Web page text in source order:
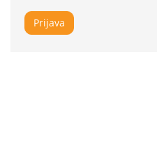
Prijava